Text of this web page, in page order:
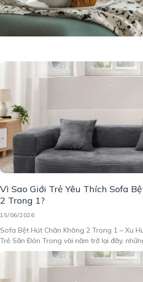
Vì Sao Giới Trẻ Yêu Thích Sofa
2 Trong 1?
15/06/2026
Sofa Bệt Hút Chân Không 2 Trong 1 – Xu
Trẻ Săn Đón Trong vài năm trở lại đây,